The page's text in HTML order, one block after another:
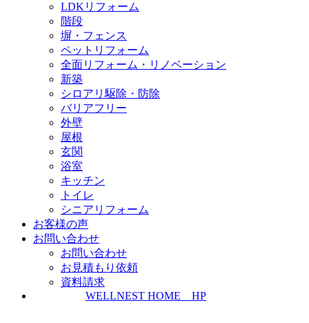
LDKリフォーム
階段
塀・フェンス
ペットリフォーム
全面リフォーム・リノベーション
新築
シロアリ駆除・防除
バリアフリー
外壁
屋根
玄関
浴室
キッチン
トイレ
シニアリフォーム
お客様の声
お問い合わせ
お問い合わせ
お見積もり依頼
資料請求
WELLNEST HOME HP